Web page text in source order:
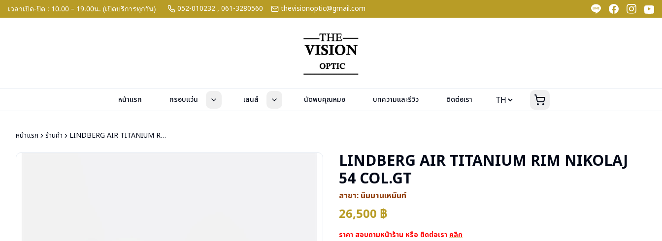
เวลาเปิด-ปิด : 10.00 – 19.00น. (เปิดบริการทุกวัน) 052-010232 , 061-3280560 thevisionoptic@gmail.com
หน้าแรก กรอบแว่น เลนส์ นัดพบคุณหมอ บทความและรีวิว ติดต่อเรา
หน้าแรก ร้านค้า LINDBERG AIR TITANIUM RIM NIKOLAJ 54 COL.GT
LINDBERG AIR TITANIUM RIM NIKOLAJ
54 COL.GT
สาขา: นิมมานเหมินท์
26,500 ฿
ราคา สอบถามหน้าร้าน หรือ ติดต่อเรา คลิก